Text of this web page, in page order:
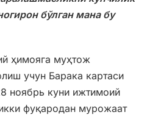
бўлган мана бу
ҳимояга муҳтож
учун Барака картаси
ноябрь куни ижтимоий
фуқародан мурожаат